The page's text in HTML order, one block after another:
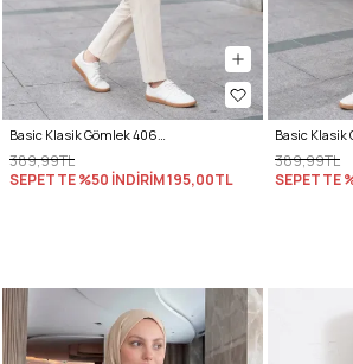
Basic Klasik Gömlek 4062 - SİYAH
389,99TL
SEPETTE %50 İNDİRİM195,00TL
389,99TL
SEPETTE